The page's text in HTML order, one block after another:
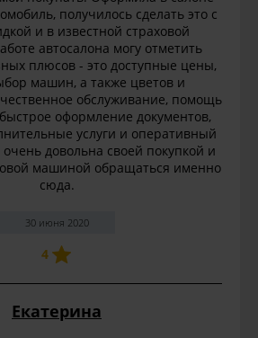
получилось сделать это с
и в известной страховой
автосалона могу отметить
плюсов - это доступные цены,
машин, а также цветов и
обслуживание, помощь
оформление документов,
услуги и оперативный
довольна своей покупкой и
машиной обращаться именно
сюда.
30 июня 2020
4
Екатерина